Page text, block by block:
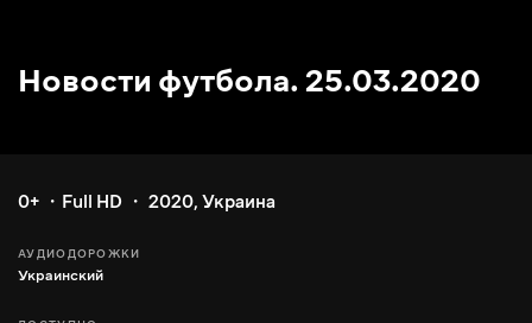
Новости футбола. 25.03.2020
0+ Full HD 2020, Украина
АУДИОДОРОЖКИ
Украинский